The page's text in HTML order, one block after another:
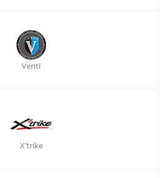
Venti
X'trike